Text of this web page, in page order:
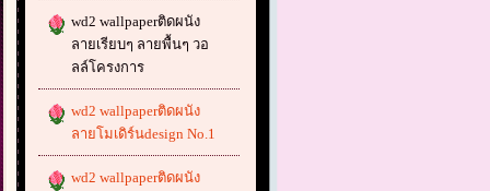
wd2 wallpaperติดผนัง
ลายเรียบๆ ลายพื้นๆ วอ
ลล์โครงการ
wd2 wallpaperติดผนัง
ลายโมเดิร์นdesign No.1
wd2 wallpaperติดผนัง